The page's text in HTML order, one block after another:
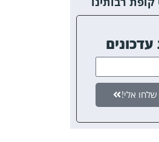
שלחו אלי!